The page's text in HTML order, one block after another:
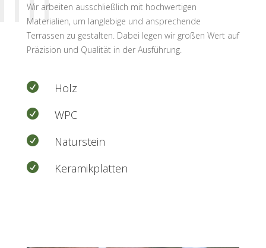
Wir arbeiten ausschließlich mit hochwertigen
Materialien, um langlebige und ansprechende
Terrassen zu gestalten. Dabei legen wir großen Wert auf
Präzision und Qualität in der Ausführung.
 Holz
 WPC
 Naturstein
 Keramikplatten